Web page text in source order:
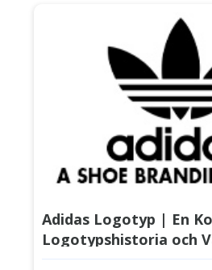
Adidas Logotyp | En
Logotypshistoria och
Den Så Speciell